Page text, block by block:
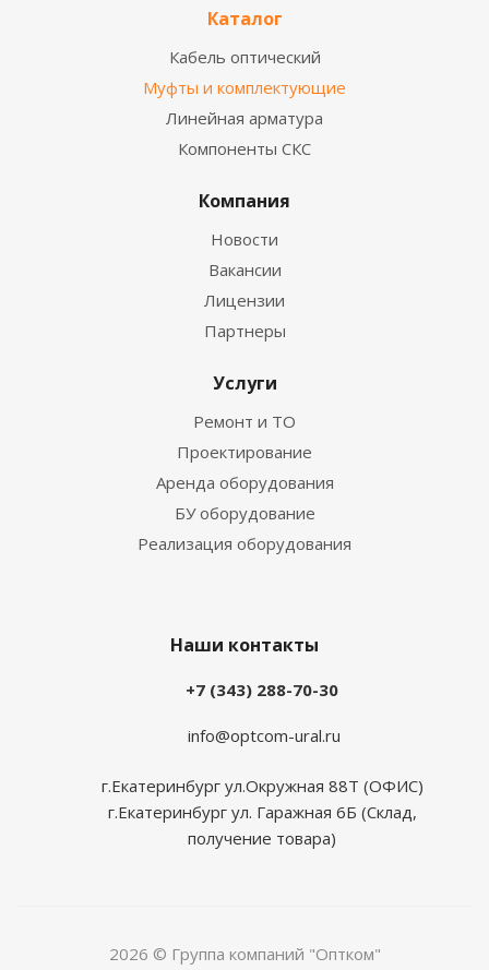
Каталог
Кабель оптический
Муфты и комплектующие
Линейная арматура
Компоненты СКС
Компания
Новости
Вакансии
Лицензии
Партнеры
Услуги
Ремонт и ТО
Проектирование
Аренда оборудования
БУ оборудование
Реализация оборудования
Наши контакты
+7 (343) 288-70-30
info@optcom-ural.ru
г.Екатеринбург ул.Окружная 88Т (ОФИС)
г.Екатеринбург ул. Гаражная 6Б (Склад,
получение товара)
2026 © Группа компаний "Оптком"